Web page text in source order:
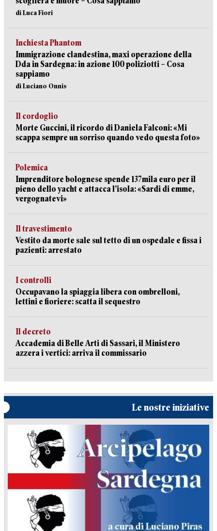
di Luca Fiori
Inchiesta Phantom
Immigrazione clandestina, maxi operazione della
Dda in Sardegna: in azione 100 poliziotti – Cosa
sappiamo
di Luciano Onnis
Il cordoglio
Morte Guccini, il ricordo di Daniela Falconi: «Mi
scappa sempre un sorriso quando vedo questa foto»
Polemica
Imprenditore bolognese spende 137mila euro per il
pieno dello yacht e attacca l’isola: «Sardi di emme,
vergognatevi»
Il travestimento
Vestito da morte sale sul tetto di un ospedale e fissa i
pazienti: arrestato
I controlli
Occupavano la spiaggia libera con ombrelloni,
lettini e fioriere: scatta il sequestro
Il decreto
Accademia di Belle Arti di Sassari, il Ministero
azzera i vertici: arriva il commissario
Le nostre iniziative